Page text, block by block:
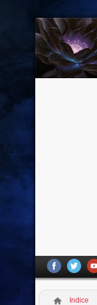
Indice